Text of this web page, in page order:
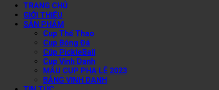
TRANG CHỦ
GIỚI THIỆU
SẢN PHẨM
Cup Thể Thao
Cup Bóng Đá
Cúp PickleBall
Cup Vinh Danh
MẪU CUP PHA LÊ 2023
BẢNG VINH DANH